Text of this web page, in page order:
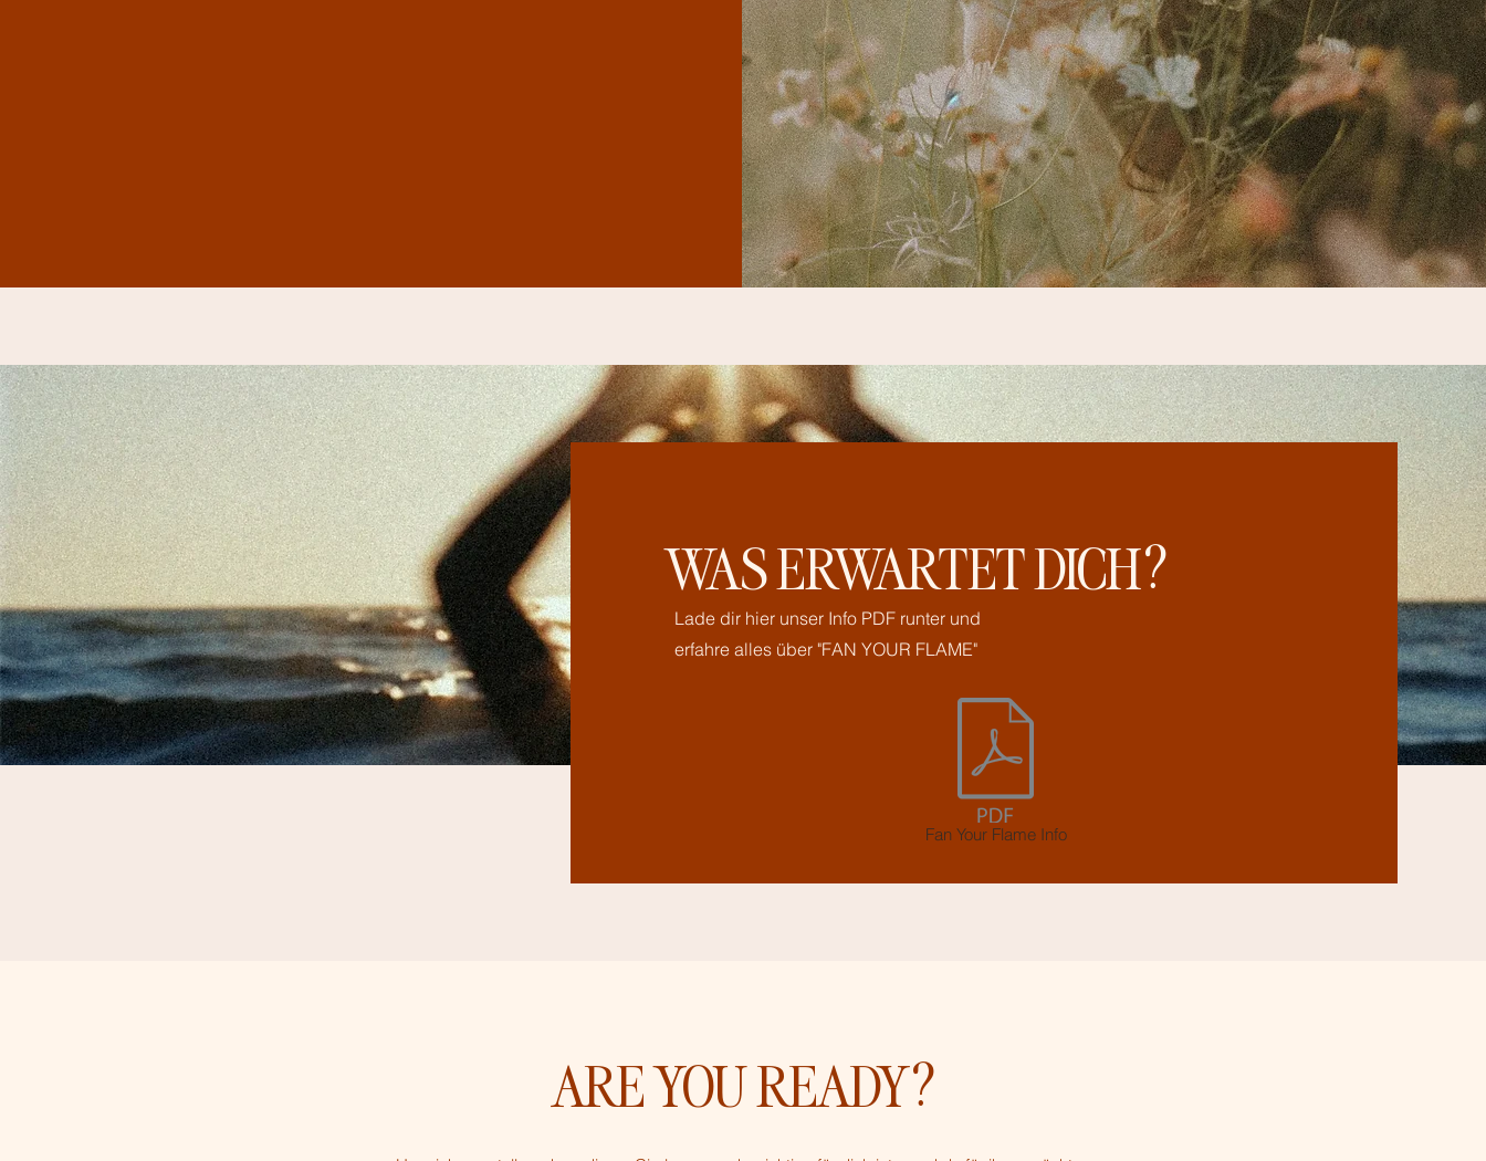
sondern Raum, dich selbst zu erkennen und
neu auszurichten.
Du wirst verstehen, was dich zurückgehalten
hat.
Und du wirst spüren, was dich ab jetzt
vorwärts bringt.
Das hier ist dein Moment.
Nicht irgendwann. Sondern jetzt.
​Die Plätze sind auf 15 limitiert - first come
first serve.
Lade dir jetzt unser Info PDF mit allen Infos &
Pricing runter
( Das PDF kannst du weiter unten auf der
Page downloaden)
WAS ERWARTET DICH?
Lade dir hier unser Info PDF runter und
erfahre alles über "FAN YOUR FLAME"
Fan Your Flame Info
ARE YOU READY?